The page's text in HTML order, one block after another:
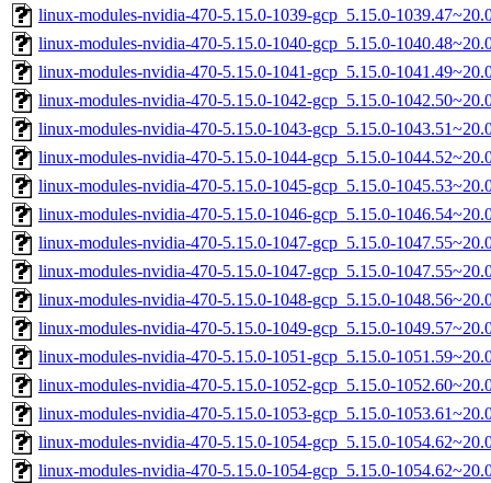
linux-modules-nvidia-470-5.15.0-1039-gcp_5.15.0-
linux-modules-nvidia-470-5.15.0-1040-gcp_5.15.0-
linux-modules-nvidia-470-5.15.0-1041-gcp_5.15.0-
linux-modules-nvidia-470-5.15.0-1042-gcp_5.15.0-
linux-modules-nvidia-470-5.15.0-1043-gcp_5.15.0-
linux-modules-nvidia-470-5.15.0-1044-gcp_5.15.0-
linux-modules-nvidia-470-5.15.0-1045-gcp_5.15.0-
linux-modules-nvidia-470-5.15.0-1046-gcp_5.15.0-
linux-modules-nvidia-470-5.15.0-1047-gcp_5.15.0-
linux-modules-nvidia-470-5.15.0-1047-gcp_5.15.0-
linux-modules-nvidia-470-5.15.0-1048-gcp_5.15.0-
linux-modules-nvidia-470-5.15.0-1049-gcp_5.15.0-
linux-modules-nvidia-470-5.15.0-1051-gcp_5.15.0-
linux-modules-nvidia-470-5.15.0-1052-gcp_5.15.0-
linux-modules-nvidia-470-5.15.0-1053-gcp_5.15.0-
linux-modules-nvidia-470-5.15.0-1054-gcp_5.15.0-
linux-modules-nvidia-470-5.15.0-1054-gcp_5.15.0-